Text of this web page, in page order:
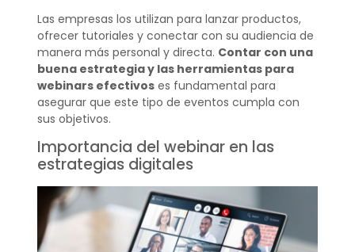
Las empresas los utilizan para lanzar productos,
ofrecer tutoriales y conectar con su audiencia de
manera más personal y directa. Contar con una
buena estrategia y las herramientas para
webinars efectivoses fundamental para
asegurar que este tipo de eventos cumpla con
sus objetivos.
Importancia del webinar en las
estrategias digitales